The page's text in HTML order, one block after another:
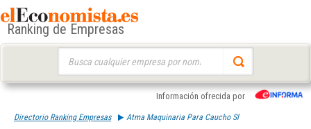
Ranking de Empresas
Información ofrecida por
Directorio Ranking Empresas Atma Maquinaria Para Caucho Sl